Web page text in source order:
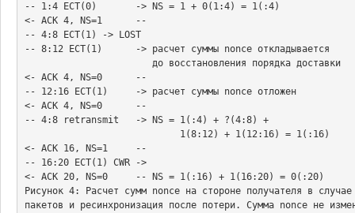
-- 1:4 ECT(0)       -> NS = 1 + 0(1:4) = 1(:4)
<- ACK 4, NS=1      --
-- 4:8 ECT(1) -> LOST
-- 8:12 ECT(1)      -> расчет суммы nonce откладывается
<- ACK 4, NS=0      --
-- 12:16 ECT(1)     -> расчет суммы nonce отложен
<- ACK 4, NS=0      --
-- 4:8 retransmit   -> NS = 1(:4) + ?(4:8) +
<- ACK 16, NS=1     --
-- 16:20 ECT(1) CWR ->
<- ACK 20, NS=0     -- NS = 1(:16) + 1(16:20) = 0(:20)
Рисунок 4: Расчет сумм nonce на стороне получателя в случае
пакетов и ресинхронизация после потери. Сумма nonce не